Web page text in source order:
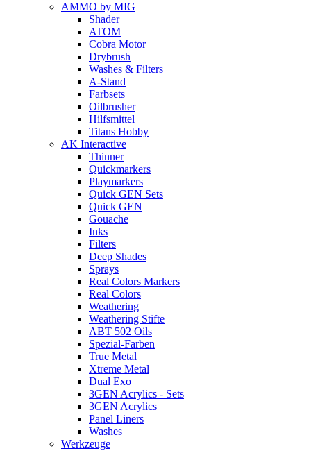
AMMO by MIG
Shader
ATOM
Cobra Motor
Drybrush
Washes & Filters
A-Stand
Farbsets
Oilbrusher
Hilfsmittel
Titans Hobby
AK Interactive
Thinner
Quickmarkers
Playmarkers
Quick GEN Sets
Quick GEN
Gouache
Inks
Filters
Deep Shades
Sprays
Real Colors Markers
Real Colors
Weathering
Weathering Stifte
ABT 502 Oils
Spezial-Farben
True Metal
Xtreme Metal
Dual Exo
3GEN Acrylics - Sets
3GEN Acrylics
Panel Liners
Washes
Werkzeuge